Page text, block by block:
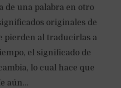
de una palabra en otro
originales de
pierden al traducirlas a
el significado de
lo cual hace que
aún...